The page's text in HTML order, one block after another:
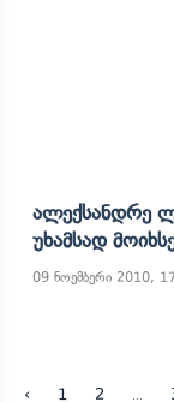
Ალექსანდრე
Უხამსად
09 ნოემბერი 2010,
‹ 1 2